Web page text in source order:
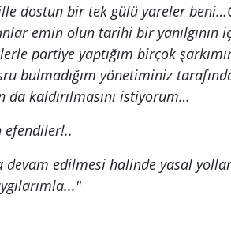
dostun bir tek gülü yareler
emin olun tarihi bir yanılgının
partiye yaptığım birçok
bulmadığım yönetiminiz
kaldırılmasını istiyorum…
efendiler!..
devam edilmesi halinde yasal